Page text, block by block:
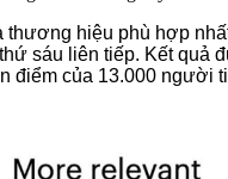
thương hiệu phù hợp
sáu liên tiếp. Kết quả
điểm của 13.000 người